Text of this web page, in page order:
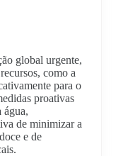
global urgente,
como a
para o
proativas
água,
de minimizar a
e de